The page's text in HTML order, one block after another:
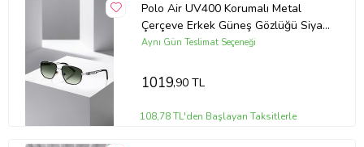
Polo Air UV400 Korumalı Metal
Çerçeve Erkek Güneş Gözlüğü Siyah
Gümüş Yeşil Renk PLG-2118C4
Aynı Gün Teslimat Seçeneği
1019,90 TL
108,78 TL'den Başlayan Taksitlerle